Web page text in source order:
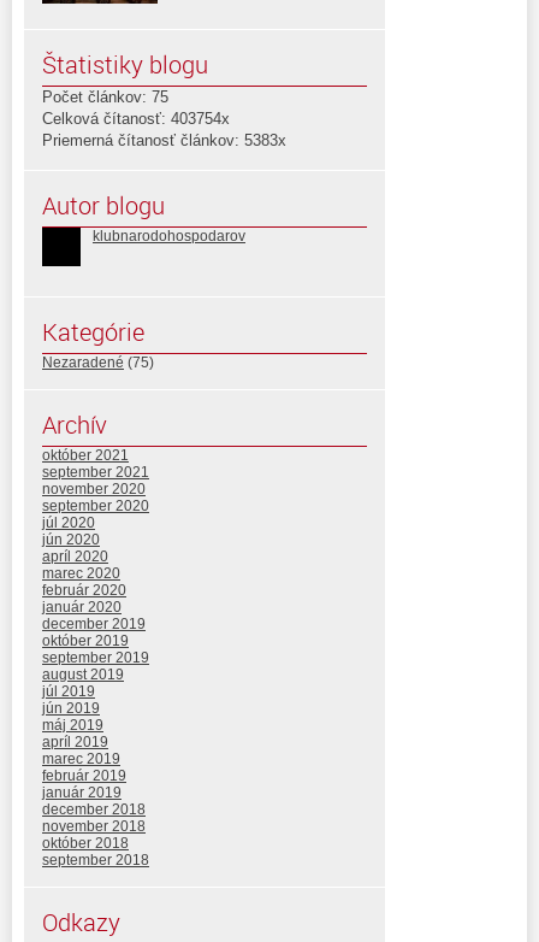
Štatistiky blogu
Počet článkov: 75
Celková čítanosť: 403754x
Priemerná čítanosť článkov: 5383x
Autor blogu
klubnarodohospodarov
Kategórie
Nezaradené (75)
Archív
október 2021
september 2021
november 2020
september 2020
júl 2020
jún 2020
apríl 2020
marec 2020
február 2020
január 2020
december 2019
október 2019
september 2019
august 2019
júl 2019
jún 2019
máj 2019
apríl 2019
marec 2019
február 2019
január 2019
december 2018
november 2018
október 2018
september 2018
Odkazy